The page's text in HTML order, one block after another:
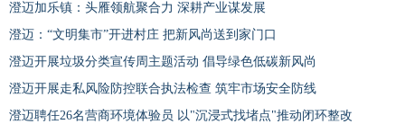
澄迈加乐镇：头雁领航聚合力 深耕产业谋发展
澄迈：“文明集市”开进村庄 把新风尚送到家门口
澄迈开展垃圾分类宣传周主题活动 倡导绿色低碳新风尚
澄迈开展走私风险防控联合执法检查 筑牢市场安全防线
澄迈聘任26名营商环境体验员 以"沉浸式找堵点"推动闭环整改